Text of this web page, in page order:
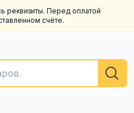
реквизиты. Перед оплатой
счёте.